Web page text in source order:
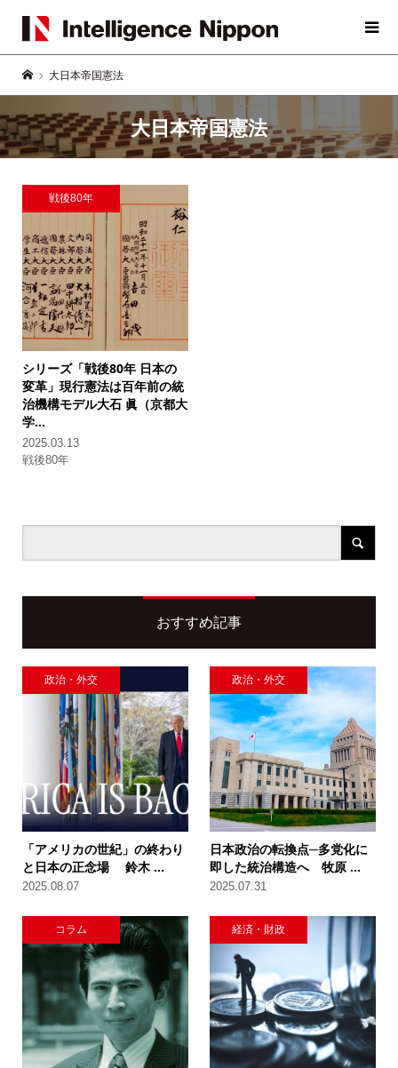
大日本帝国憲法
大日本帝国憲法
戦後80年
シリーズ「戦後80年 日本の
変革」 現行憲法は百年前の統
治機構モデル大石 眞（京都大
学...
2025.03.13
戦後80年
おすすめ記事
政治・外交
「アメリカの世紀」の終わり
と日本の正念場 鈴木 ...
2025.08.07
政治・外交
日本政治の転換点─多党化に
即した統治構造へ 牧原 ...
2025.07.31
コラム 経済・財政